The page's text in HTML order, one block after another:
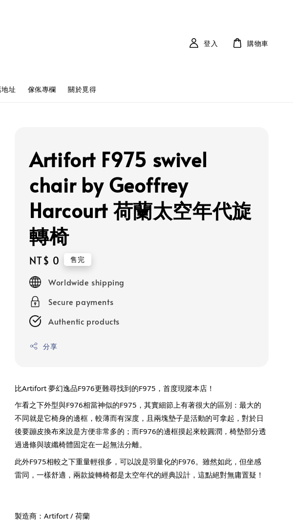
址 傢俬專欄 關於覓得
登入 購物車
Artifort F975 swivel
chair by Geoffrey
Harcourt 荷蘭太空年代旋
轉椅
Regular
price
NT$ 0 售完
Worldwide shipping
Secure payments
Authentic products
分享
比Artifort 夢幻逸品F976更難尋找到的F975，首度現蹤本店！
乍看之下外型與F976相當神似的F975，其實細節上有著很大的區別：最大的
不同就是它椅身的邊框，較薄而有深度，且兩塊墊子是活動的可拿起，對於日
後要蹦皮換布來說是方便非常多的；而F976的邊框摸起來較圓潤，椅墊部分透
過邊條與玻纖椅體固定在一起無法分離。
此外F975相較之下重量輕很多，可以說是羽量化的F976。雖然如此，但坐感
雷同，一樣舒適，兩款旋轉椅都是太空年代的經典設計，這點絕對無庸置疑！
製造商：Artifort / 荷蘭